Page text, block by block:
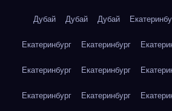
Дубай Дубай Дубай
Екатеринбург Екатеринбург
Екатеринбург Екатеринбург
Екатеринбург Екатеринбург